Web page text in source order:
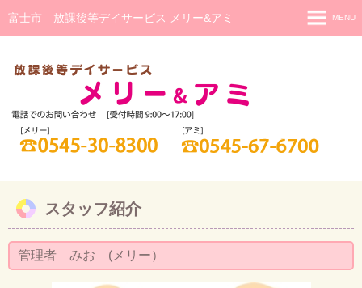
富士市 放課後等デイサービス メリー&アミ MENU
メリー 活動の様子
アミ(重症心身障害児)
アミ 活動の様子
研修・相談
ご利用までの流れ
スタッフ紹介
スタッフ紹介
管理者 みお (メリー）